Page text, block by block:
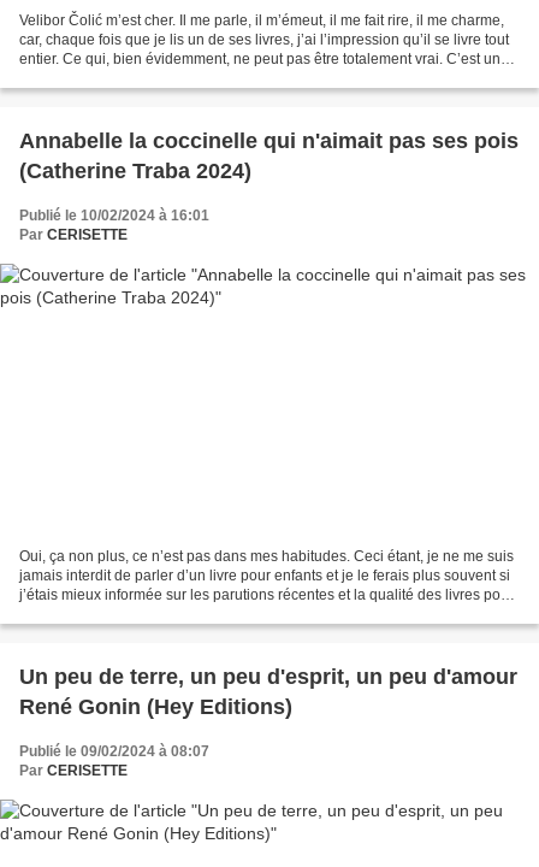
Velibor Čolić m’est cher. Il me parle, il m’émeut, il me fait rire, il me charme,
car, chaque fois que je lis un de ses livres, j’ai l’impression qu’il se livre tout
entier. Ce qui, bien évidemment, ne peut pas être totalement vrai. C’est un
Annabelle la coccinelle qui n'aimait pas ses pois
(Catherine Traba 2024)
Publié le 10/02/2024 à 16:01
Par CERISETTE
Oui, ça non plus, ce n’est pas dans mes habitudes. Ceci étant, je ne me suis
jamais interdit de parler d’un livre pour enfants et je le ferais plus souvent si
j’étais mieux informée sur les parutions récentes et la qualité des livres pour
Un peu de terre, un peu d'esprit, un peu d'amour
René Gonin (Hey Editions)
Publié le 09/02/2024 à 08:07
Par CERISETTE